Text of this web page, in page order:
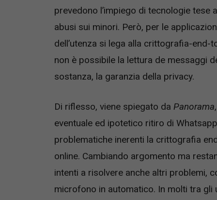
prevedono l’impiego di tecnologie
abusi sui minori. Però, per le
dell’utenza si lega alla crittografia-
non è possibile la lettura de messaggi
sostanza, la garanzia della privacy.
Di riflesso, viene spiegato da Panorama
eventuale ed ipotetico ritiro di
problematiche inerenti la crittografia
online. Cambiando argomento ma
intenti a risolvere anche altri problemi,
microfono in automatico. In molti tra